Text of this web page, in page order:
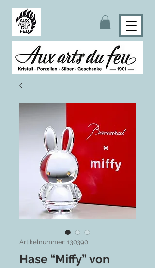
Artikelnummer: 130390
Hase “Miffy” von